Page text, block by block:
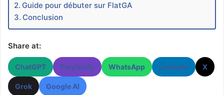
Guide pour débuter sur FlatGA
Conclusion
Share at:
ChatGPT Perplexity WhatsApp LinkedIn X
Grok Google AI